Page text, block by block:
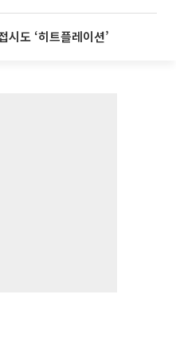
도 ‘히트플레이션’